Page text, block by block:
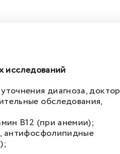
исследований
диагноза, доктор
обследования,
B12 (при анемии);
антифосфолипидные